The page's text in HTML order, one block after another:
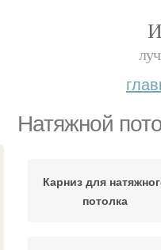
Натяжной
Карниз для
потолка